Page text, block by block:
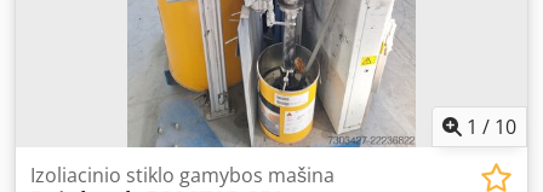
1 / 10
Izoliacinio stiklo gamybos mašina